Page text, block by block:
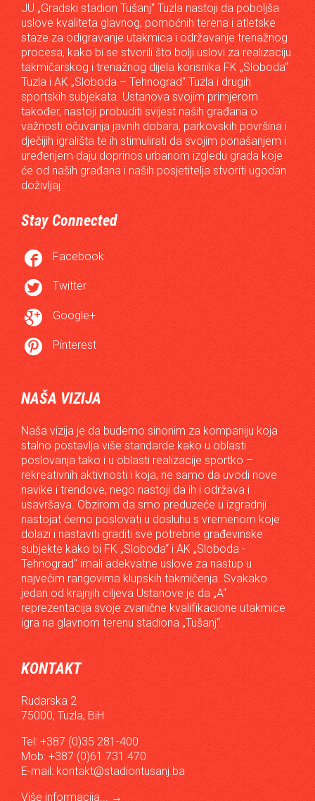
JU „Gradski stadion Tušanj“ Tuzla nastoji da poboljša
uslove kvaliteta glavnog, pomoćnih terena i atletske
staze za odigravanje utakmica i održavanje trenažnog
procesa, kako bi se stvorili što bolji uslovi za realizaciju
takmičarskog i trenažnog dijela korisnika FK „Sloboda“
Tuzla i AK „Sloboda – Tehnograd“ Tuzla i drugih
sportskih subjekata. Ustanova svojim primjerom
također, nastoji probuditi svijest naših građana o
važnosti očuvanja javnih dobara, parkovskih površina i
dječijih igrališta te ih stimulirati da svojim ponašanjem i
uređenjem daju doprinos urbanom izgledu grada koje
će od naših građana i naših posjetitelja stvoriti ugodan
doživljaj.
Stay Connected
 Facebook
 Twitter
 Google+
 Pinterest
NAŠA VIZIJA
Naša vizija je da budemo sinonim za kompaniju koja
stalno postavlja više standarde kako u oblasti
poslovanja tako i u oblasti realizacije sportko –
rekreativnih aktivnosti i koja, ne samo da uvodi nove
navike i trendove, nego nastoji da ih i održava i
usavršava. Obzirom da smo preduzeće u izgradnji
nastojat ćemo poslovati u dosluhu s vremenom koje
dolazi i nastaviti graditi sve potrebne građevinske
subjekte kako bi FK „Sloboda“ i AK „Sloboda -
Tehnograd“ imali adekvatne uslove za nastup u
najvećim rangovima klupskih takmičenja. Svakako
jedan od krajnjih ciljeva Ustanove je da „A“
reprezentacija svoje zvanične kvalifikacione utakmice
igra na glavnom terenu stadiona „Tušanj“.
KONTAKT
Rudarska 2
75000, Tuzla, BiH
Tel: +387 (0)35 281-400
Mob: +387 (0)61 731 470
E-mail: kontakt@stadiontusanj.ba
Više informacija...
→